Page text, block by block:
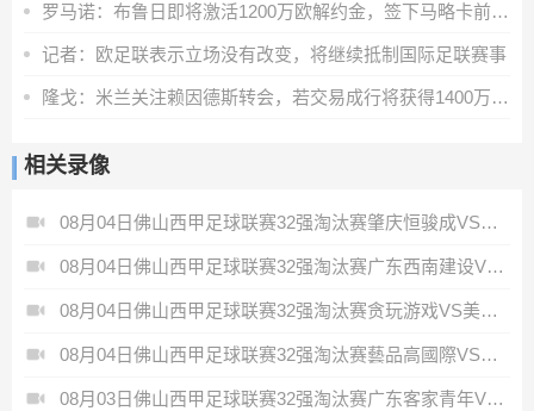
罗马诺：布鲁日即将激活1200万欧解约金，签下马略卡前锋比尔希利
记者：欧足联表示立场没有改变，将继续抵制国际足联赛事
隆戈：米兰关注赖因德斯转会，若交易成行将获得1400万欧奖金
相关录像
08月04日佛山西甲足球联赛32强淘汰赛肇庆恒骏成VS三七互娱全场录像
08月04日佛山西甲足球联赛32强淘汰赛广东西南建设VS香港圣徒全场录像
08月04日佛山西甲足球联赛32强淘汰赛贪玩游戏VS美的薪火全场录像
08月04日佛山西甲足球联赛32强淘汰赛藝品高國際VS湛江狂狼·粵辉能源全场录像
08月03日佛山西甲足球联赛32强淘汰赛广东客家青年VS广州英华思力U17全场录像